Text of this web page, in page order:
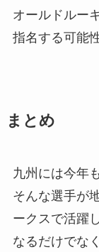
オールドルー
指名する可能
まとめ
九州には今年
そんな選手が
ークスで活躍
なるだけでなく